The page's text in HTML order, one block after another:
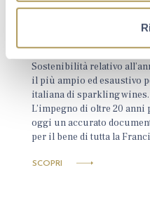
SOSTENIBILITA'
Guido Berlucchi presenta
Sostenibilità relativo
il più ampio ed esaustivo
italiana di sparkling wines.
L’impegno di oltre 20
oggi un accurato
per il bene di tutta la
SCOPRI